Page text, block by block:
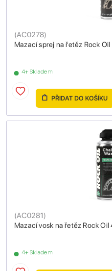
Mazací sprej na řetěz Rock
(AC0278)
4+ Skladem
PŘIDAT DO KOŠÍKU
Mazací vosk na řetěz Rock
(AC0281)
4+ Skladem